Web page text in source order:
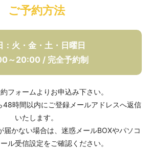
ご予約方法
：火・金・土・日曜日
～20:00 / 完全予約制
フォームよりお申込み下さい。
48時間以内にご登録メールアドレスへ返信
いたします。
届かない場合は、迷惑メールBOXやパソコ
ル受信設定をご確認ください。